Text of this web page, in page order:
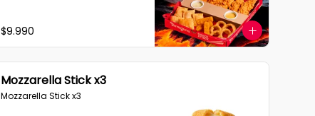
$9.990
Mozzarella Stick x3
Mozzarella Stick x3